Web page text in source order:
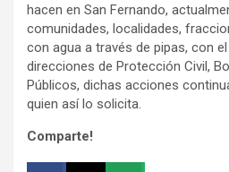
hacen en San Fernando,
comunidades, localidades,
con agua a través de pipas, con
direcciones de Protección Civil,
Públicos, dichas acciones
quien así lo solicita.
Comparte!